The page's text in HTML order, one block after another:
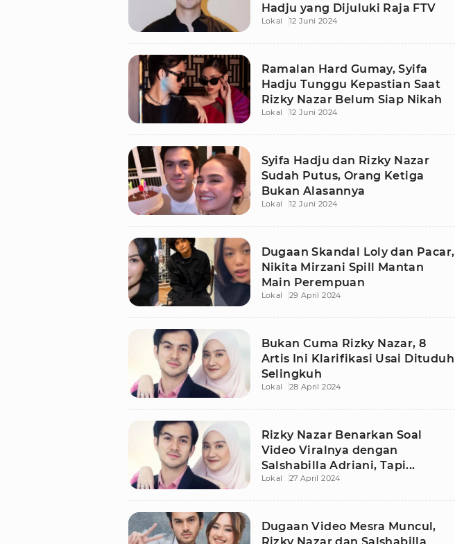
Hadju yang Dijuluki Raja FTV
Lokal 12 Juni 2024
Ramalan Hard Gumay, Syifa
Hadju Tunggu Kepastian Saat
Rizky Nazar Belum Siap Nikah
Lokal 12 Juni 2024
Syifa Hadju dan Rizky Nazar
Sudah Putus, Orang Ketiga
Bukan Alasannya
Lokal 12 Juni 2024
Dugaan Skandal Loly dan Pacar,
Nikita Mirzani Spill Mantan
Main Perempuan
Lokal 29 April 2024
Bukan Cuma Rizky Nazar, 8
Artis Ini Klarifikasi Usai Dituduh
Selingkuh
Lokal 28 April 2024
Rizky Nazar Benarkan Soal
Video Viralnya dengan
Salshabilla Adriani, Tapi...
Lokal 27 April 2024
Dugaan Video Mesra Muncul,
Rizky Nazar dan Salshabilla